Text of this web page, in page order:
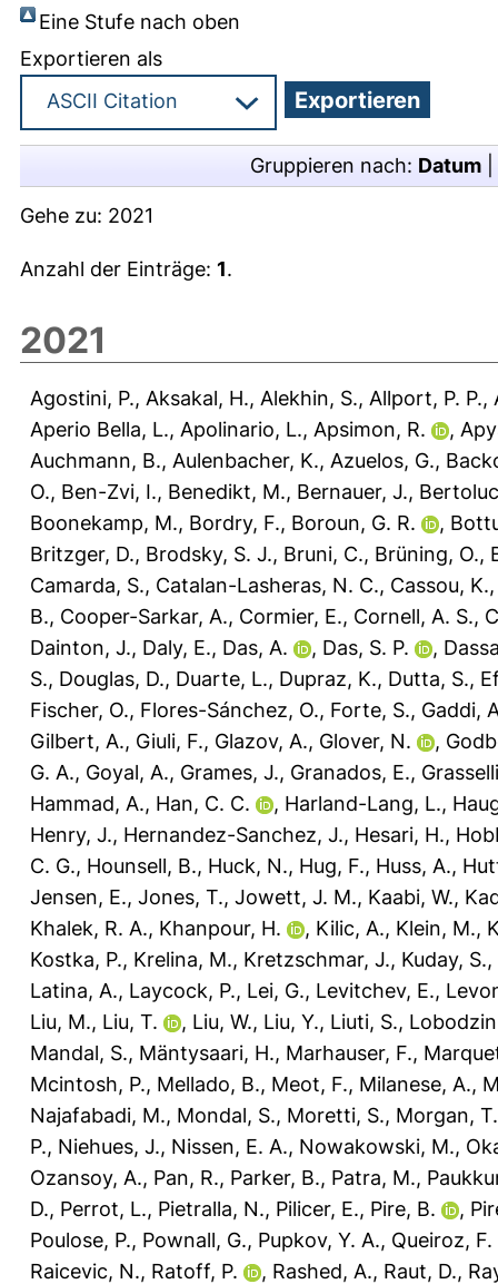
Eine Stufe nach oben
Exportieren als
Gruppieren nach: Datum
Gehe zu: 2021
Anzahl der Einträge: 1.
2021
Agostini, P., Aksakal, H., Alekhin, S., Allport, P. P.,
Aperio Bella, L., Apolinario, L., Apsimon, R. ,
Auchmann, B., Aulenbacher, K., Azuelos, G.,
O., Ben-Zvi, I., Benedikt, M., Bernauer, J.,
Boonekamp, M., Bordry, F., Boroun, G. R. ,
Britzger, D., Brodsky, S. J., Bruni, C., Brüning, O.,
Camarda, S., Catalan-Lasheras, N. C., Cassou, K.
B., Cooper-Sarkar, A., Cormier, E., Cornell, A. S.,
Dainton, J., Daly, E., Das, A. , Das, S. P. ,
S., Douglas, D., Duarte, L., Dupraz, K., Dutta, S.,
Fischer, O., Flores-Sánchez, O., Forte, S., Gaddi,
Gilbert, A., Giuli, F., Glazov, A., Glover, N. ,
G. A., Goyal, A., Grames, J., Granados, E.,
Hammad, A., Han, C. C. , Harland-Lang, L.,
Henry, J., Hernandez-Sanchez, J., Hesari, H.,
C. G., Hounsell, B., Huck, N., Hug, F., Huss, A.,
Jensen, E., Jones, T., Jowett, J. M., Kaabi, W.,
Khalek, R. A., Khanpour, H. , Kilic, A., Klein, M.,
Kostka, P., Krelina, M., Kretzschmar, J., Kuday, S.,
Latina, A., Laycock, P., Lei, G., Levitchev, E.,
Liu, M., Liu, T. , Liu, W., Liu, Y., Liuti, S.,
Mandal, S., Mäntysaari, H., Marhauser, F.,
Mcintosh, P., Mellado, B., Meot, F., Milanese, A.,
Najafabadi, M., Mondal, S., Moretti, S., Morgan, T.
P., Niehues, J., Nissen, E. A., Nowakowski, M.,
Ozansoy, A., Pan, R., Parker, B., Patra, M.,
D., Perrot, L., Pietralla, N., Pilicer, E., Pire, B. ,
Poulose, P., Pownall, G., Pupkov, Y. A., Queiroz, F.
Raicevic, N., Ratoff, P. , Rashed, A., Raut, D.,